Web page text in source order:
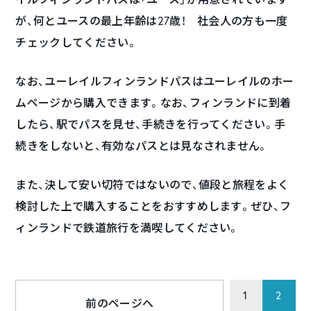
が、何とユースの最上年齢は27歳！ 社会人の方も一度
チェックしてください。
なお、ユーレイルフィンランドパスはユーレイルのホー
ムページから購入できます。なお、フィンランドに到着
したら、駅でパスを見せ、手続きを行ってください。手
続きをしないと、有効なパスとは見なされません。
また、決して安い切符ではないので、値段と旅程をよく
検討した上で購入することをおすすめします。ぜひ、フ
ィンランドで鉄道旅行を満喫してください。
前のページへ
1 2